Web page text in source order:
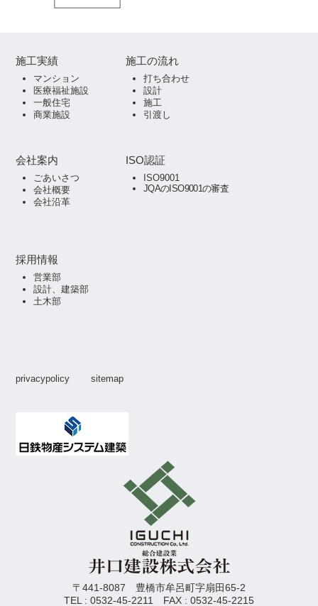
施工実績
マンション
医療福祉施設
一般住宅
商業施設
施工の流れ
打ち合わせ
設計
施工
引渡し
会社案内
ごあいさつ
会社概要
会社沿革
ISO認証
ISO9001
JQAのISO9001の審査
採用情報
営業部
設計、建築部
土木部
privacypolicy sitemap
〒441-8087 豊橋市牟呂町字扇田65-2
TEL : 0532-45-2211 FAX : 0532-45-2215